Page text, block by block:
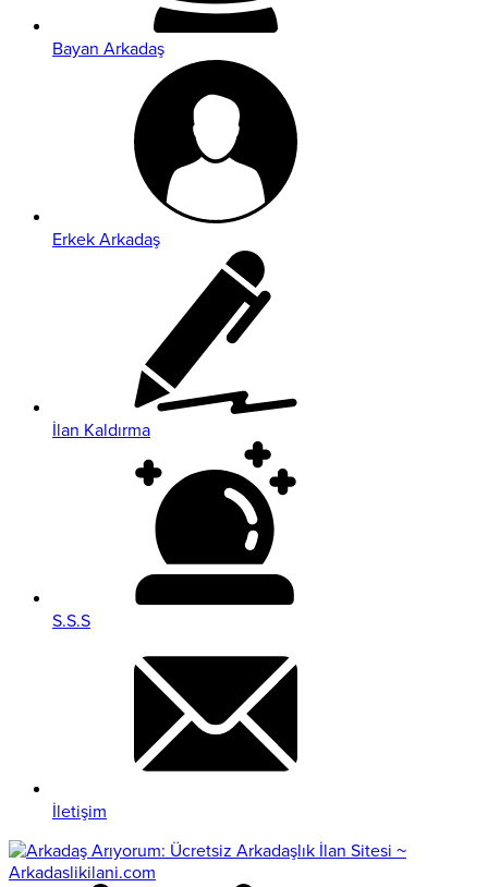
Bayan Arkadaş
Erkek Arkadaş
İlan Kaldırma
S.S.S
İletişim